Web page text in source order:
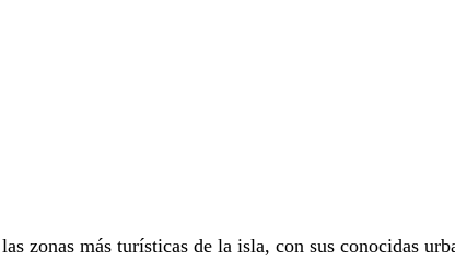
zonas más turísticas de la isla, con sus conocidas